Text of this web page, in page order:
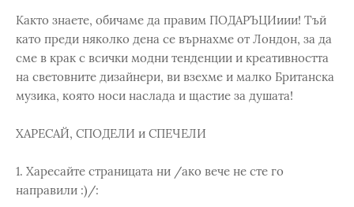
Както знаете, обичаме да правим ПОДАРЪЦИиии! Тъй
като преди няколко дена се върнахме от Лондон, за да
сме в крак с всички модни тенденции и креативността
на световните дизайнери, ви взехме и малко Британска
музика, която носи наслада и щастие за душата!
ХАРЕСАЙ, СПОДЕЛИ и СПЕЧЕЛИ
1. Харесайте страницата ни /ако вече не сте го
направили :)/: